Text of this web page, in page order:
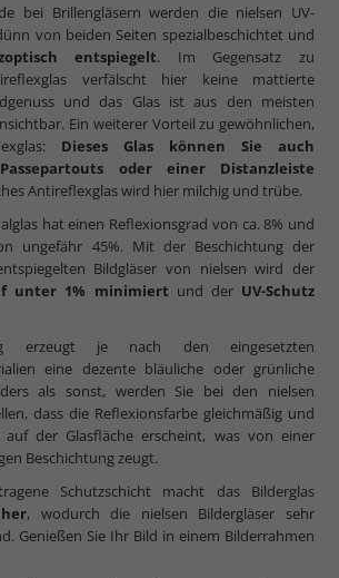
bei Brillengläsern werden die nielsen UV-
von beiden Seiten spezialbeschichtet und
entspiegelt. Im Gegensatz zu
verfälscht hier keine mattierte
und das Glas ist aus den meisten
Ein weiterer Vorteil zu gewöhnlichen,
Dieses Glas können Sie auch
oder einer Distanzleiste
Antireflexglas wird hier milchig und trübe.
hat einen Reflexionsgrad von ca. 8% und
ungefähr 45%. Mit der Beschichtung der
Bildgläser von nielsen wird der
unter 1% minimiert und der UV-Schutz
erzeugt je nach den eingesetzten
eine dezente bläuliche oder grünliche
als sonst, werden Sie bei den nielsen
dass die Reflexionsfarbe gleichmäßig und
auf der Glasfläche erscheint, was von einer
Beschichtung zeugt.
Schutzschicht macht das Bilderglas
, wodurch die nielsen Bildergläser sehr
Genießen Sie Ihr Bild in einem Bilderrahmen